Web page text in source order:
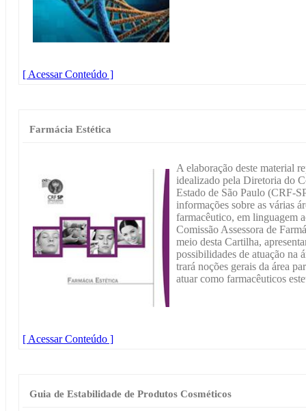
[ Acessar Conteúdo ]
Farmácia Estética
A elaboração deste material
idealizado pela Diretoria do
Estado de São Paulo (CRF-
informações sobre as várias
farmacêutico, em linguagem
Comissão Assessora de
meio desta Cartilha,
possibilidades de atuação na
trará noções gerais da área
atuar como farmacêuticos
[ Acessar Conteúdo ]
Guia de Estabilidade de Produtos Cosméticos